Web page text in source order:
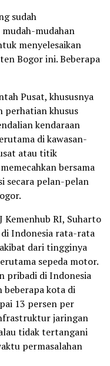
sudah
mudahan
menyelesaikan
Bogor ini. Beberapa
Pusat, khususnya
perhatian khusus
kendaraan
di kawasan-
atau titik
bersama
secara pelan-pelan
Kemenhub RI, Suharto
Indonesia rata-rata
dari tingginya
sepeda motor.
pribadi di Indonesia
beberapa kota di
13 persen per
jaringan
tidak tertangani
permasalahan